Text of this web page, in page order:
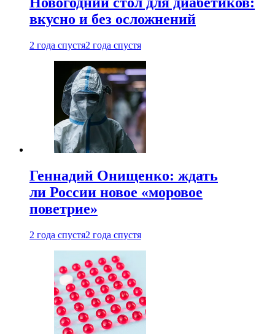
вкусно и без осложнений
2 года спустя2 года спустя
Геннадий Онищенко: ждать
ли России новое «моровое
поветрие»
2 года спустя2 года спустя